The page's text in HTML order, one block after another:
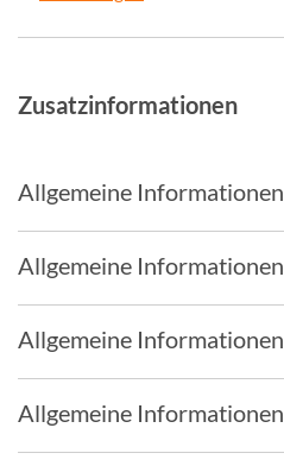
Zusatzinformationen
Allgemeine Informationen
Allgemeine Informationen
Allgemeine Informationen
Allgemeine Informationen